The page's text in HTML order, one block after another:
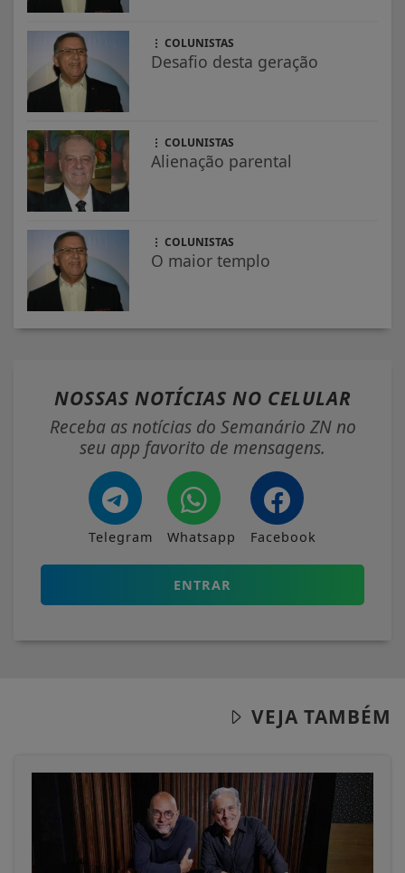
COLUNISTAS
Desafio desta geração
COLUNISTAS
Alienação parental
COLUNISTAS
O maior templo
NOSSAS NOTÍCIAS NO CELULAR
Receba as notícias do Semanário ZN no
seu app favorito de mensagens.
Telegram Whatsapp Facebook
ENTRAR
VEJA TAMBÉM